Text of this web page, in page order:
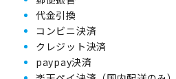
代金引換
コンビニ決済
クレジット決済
paypay決済